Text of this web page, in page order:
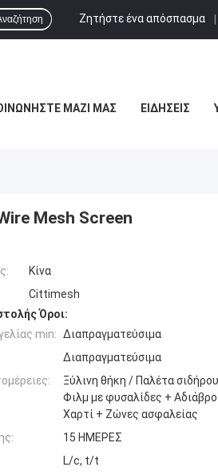
Ζητήστε ένα απόσπασμα |
ΜΑΖΊ ΜΑΣ ΕΙΔΉΣΕΙΣ
Mesh Screen
Κίνα
Cittimesh
Όροι:
min: Διαπραγματεύσιμα
Διαπραγματεύσιμα
Ξύλινη θήκη / Παλέτα
Φιλμ με φυσαλίδες +
Χαρτί + Ζώνες ασφαλείας
15 ΗΜΕΡΕΣ
L/c, t/t